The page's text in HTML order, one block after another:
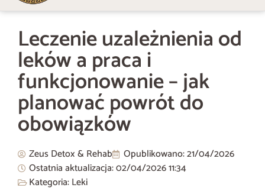
Leczenie uzależnienia od
leków a praca i
funkcjonowanie – jak
planować powrót do
obowiązków
Zeus Detox & Rehab Opublikowano:21/04/2026
Ostatnia aktualizacja: 02/04/202611:34
Kategoria:Leki